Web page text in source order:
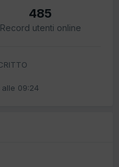
485
Record utenti online
alle 09:24